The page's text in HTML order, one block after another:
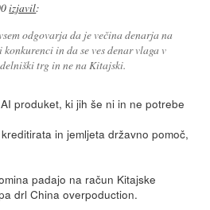
izjavil:
odgovarja da je večina denarja na
in da se ves denar vlaga v
trg in ne na Kitajski.
produket, ki jih še ni in ne potrebe
in jemljeta državno pomoč,
padajo na račun Kitajske
drl China overpoduction.